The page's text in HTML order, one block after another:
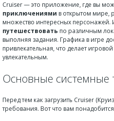
Cruiser — это приложение, где вы
приключениями в открытом мире,
множество интересных персонажей.
путешествовать по различным
выполняя задания. Графика в игре
привлекательная, что делает
увлекательным.
Основные системные
Перед тем как загрузить Cruiser
требования. Вот что вам